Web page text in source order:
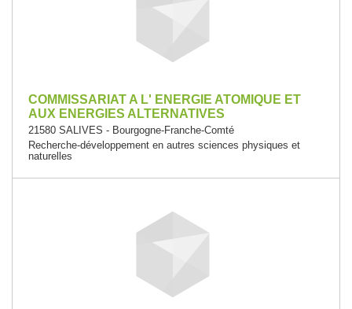
COMMISSARIAT A L' ENERGIE ATOMIQUE ET
AUX ENERGIES ALTERNATIVES
21580 SALIVES - Bourgogne-Franche-Comté
Recherche-développement en autres sciences physiques et
naturelles